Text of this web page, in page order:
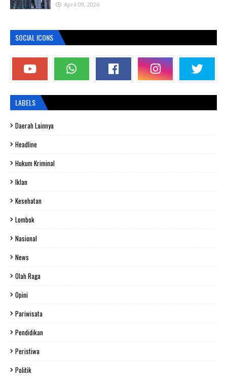
April 09, 2026
SOCIAL ICONS
LABELS
Daerah Lainnya
Headline
Hukum Kriminal
Iklan
Kesehatan
Lombok
Nasional
News
Olah Raga
Opini
Pariwisata
Pendidikan
Peristiwa
Politik